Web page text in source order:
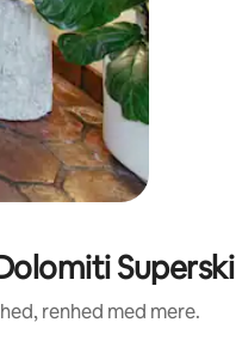
Superski
renhed med mere.